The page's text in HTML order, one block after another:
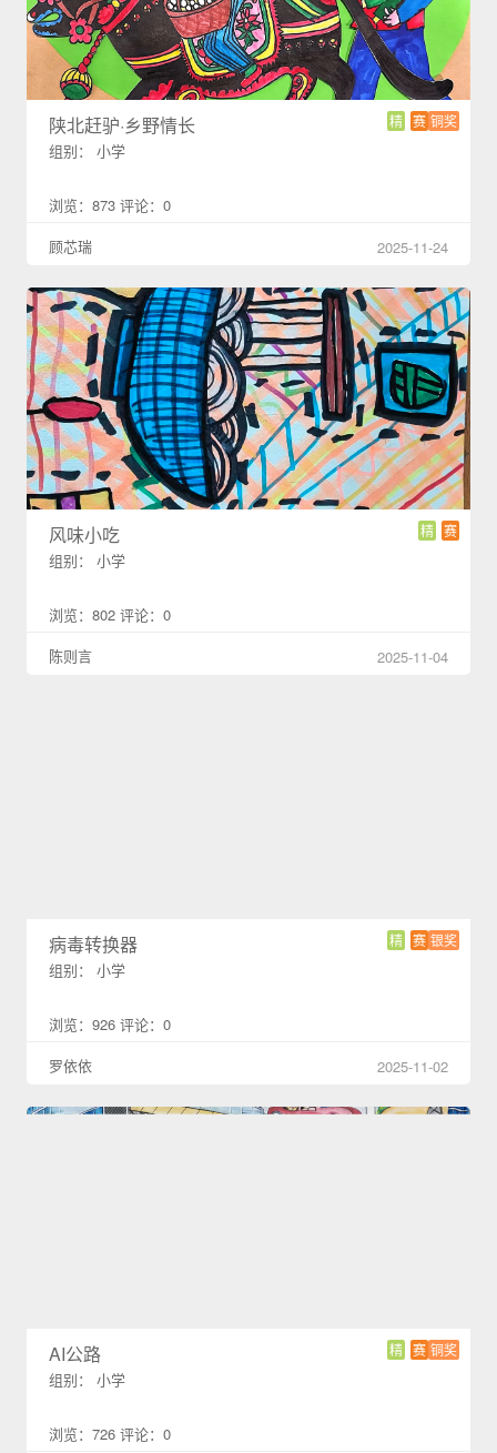
铜奖
赛
精
陕北赶驴·乡野情长
组别： 小学
浏览：873 评论：0
顾芯瑞
2025-11-24
赛
精
风味小吃
组别： 小学
浏览：802 评论：0
陈则言
2025-11-04
银奖
赛
精
病毒转换器
组别： 小学
浏览：926 评论：0
罗依依
2025-11-02
铜奖
赛
精
AI公路
组别： 小学
浏览：726 评论：0